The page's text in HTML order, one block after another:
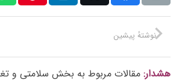
نوشتهٔ پیشین
هشدار: مقالات مربوط به بخش سلامتی و